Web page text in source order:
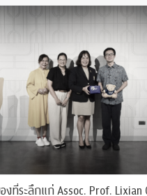
ที่ระลึกแก่ Assoc. Prof. Lixian